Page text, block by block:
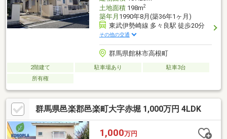
土地面積198m2
築年月 1990年8月(築36年1ヶ月)
東武伊勢崎線 多々良駅 徒歩20分
その他の交通
群馬県館林市高根町
2階建て 駐車場あり
駐車3台
所有権
群馬県邑楽郡邑楽町大字赤堀 1,000万円 4LDK
1,000万円